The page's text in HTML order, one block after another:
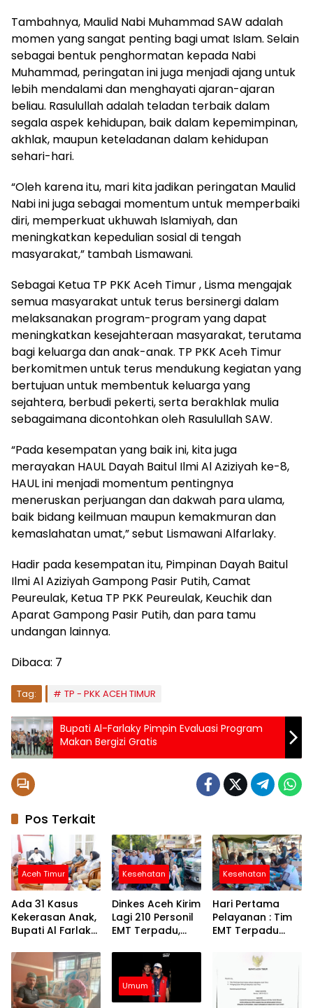
Tambahnya, Maulid Nabi Muhammad SAW adalah
momen yang sangat penting bagi umat Islam. Selain
sebagai bentuk penghormatan kepada Nabi
Muhammad, peringatan ini juga menjadi ajang untuk
lebih mendalami dan menghayati ajaran-ajaran
beliau. Rasulullah adalah teladan terbaik dalam
segala aspek kehidupan, baik dalam kepemimpinan,
akhlak, maupun keteladanan dalam kehidupan
sehari-hari.
“Oleh karena itu, mari kita jadikan peringatan Maulid
Nabi ini juga sebagai momentum untuk memperbaiki
diri, memperkuat ukhuwah Islamiyah, dan
meningkatkan kepedulian sosial di tengah
masyarakat,” tambah Lismawani.
Sebagai Ketua TP PKK Aceh Timur , Lisma mengajak
semua masyarakat untuk terus bersinergi dalam
melaksanakan program-program yang dapat
meningkatkan kesejahteraan masyarakat, terutama
bagi keluarga dan anak-anak. TP PKK Aceh Timur
berkomitmen untuk terus mendukung kegiatan yang
bertujuan untuk membentuk keluarga yang
sejahtera, berbudi pekerti, serta berakhlak mulia
sebagaimana dicontohkan oleh Rasulullah SAW.
“Pada kesempatan yang baik ini, kita juga
merayakan HAUL Dayah Baitul Ilmi Al Aziziyah ke-8,
HAUL ini menjadi momentum pentingnya
meneruskan perjuangan dan dakwah para ulama,
baik bidang keilmuan maupun kemakmuran dan
kemaslahatan umat,” sebut Lismawani Alfarlaky.
Hadir pada kesempatan itu, Pimpinan Dayah Baitul
Ilmi Al Aziziyah Gampong Pasir Putih, Camat
Peureulak, Ketua TP PKK Peureulak, Keuchik dan
Aparat Gampong Pasir Putih, dan para tamu
undangan lainnya.
Dibaca: 7
Tag: TP - PKK ACEH TIMUR
Bupati Al-Farlaky Pimpin Evaluasi Program
Makan Bergizi Gratis
Pos Terkait
Aceh Timur
Ada 31 Kasus
Kekerasan Anak,
Bupati Al Farlaky
Aman
Kesehatan
Dinkes Aceh Kirim
Lagi 210 Personil
EMT Terpadu,
Kabupaten
Kesehatan
Hari Pertama
Pelayanan : Tim
EMT Terpadu
Aceh Jangkau
Wilayah
Terpencil dan
Pengungsian
Umum